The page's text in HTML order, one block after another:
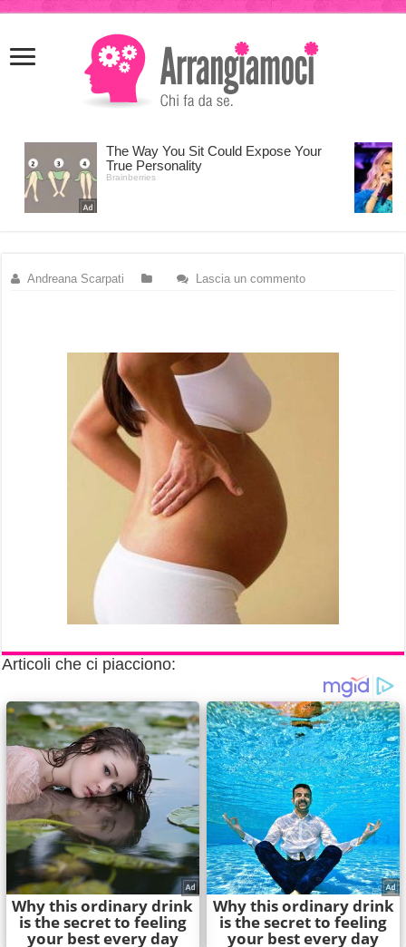
giriş
kingroyal
Andreana Scarpati Lascia un commento
Articoli che ci piacciono: